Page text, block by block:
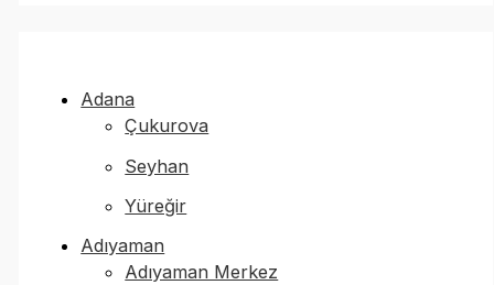
Adana
Çukurova
Seyhan
Yüreğir
Adıyaman
Adıyaman Merkez